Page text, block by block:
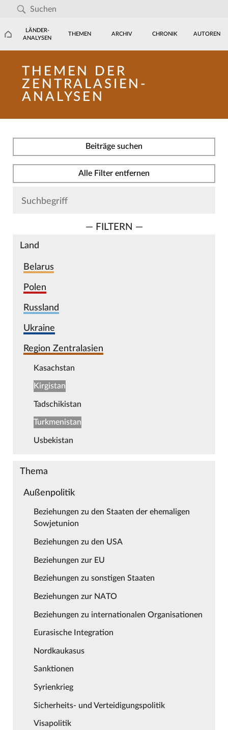
LÄNDER-
ANALYSEN
THEMEN ARCHIV CHRONIK AUTOREN
THEMEN DER
ZENTRALASIEN-
ANALYSEN
Beiträge suchen
Alle Filter entfernen
— FILTERN —
Land
Belarus
Polen
Russland
Ukraine
Region Zentralasien
Kasachstan
Kirgistan
Tadschikistan
Turkmenistan
Usbekistan
Thema
Außenpolitik
Beziehungen zu den Staaten der ehemaligen
Sowjetunion
Beziehungen zu den USA
Beziehungen zur EU
Beziehungen zu sonstigen Staaten
Beziehungen zur NATO
Beziehungen zu internationalen Organisationen
Eurasische Integration
Nordkaukasus
Sanktionen
Syrienkrieg
Sicherheits- und Verteidigungspolitik
Visapolitik